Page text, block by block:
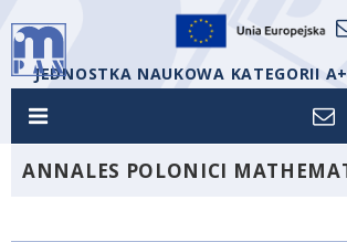
JEDNOSTKA NAUKOWA KATEGORII A+
ANNALES POLONICI